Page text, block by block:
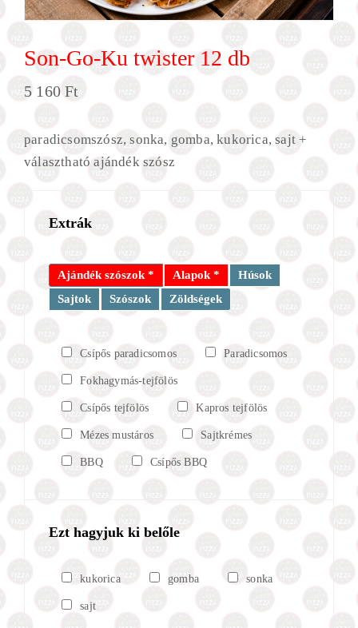
Son-Go-Ku twister 12 db
5 160Ft
paradicsomszósz, sonka, gomba, kukorica, sajt +
választható ajándék szósz
Extrák
Ajándék szószok * Alapok *
Húsok
Sajtok
Szószok Zöldségek
Csípős paradicsomos Paradicsomos
Fokhagymás-tejfölös
Csípős tejfölös Kapros tejfölös
Mézes mustáros Sajtkrémes
BBQ Csípős BBQ
Ezt hagyjuk ki belőle
kukorica gomba sonka
sajt